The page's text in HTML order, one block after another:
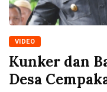
VIDEO
Kunker dan
Desa